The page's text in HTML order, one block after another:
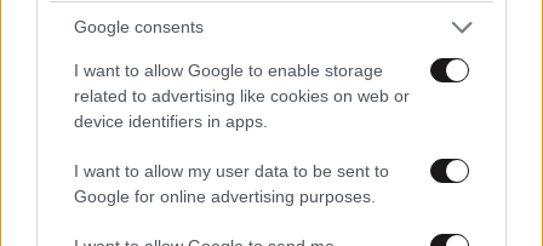
Google consents
I want to allow Google to enable storage
related to advertising like cookies on web or
device identifiers in apps.
I want to allow my user data to be sent to
Google for online advertising purposes.